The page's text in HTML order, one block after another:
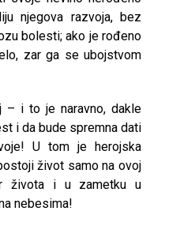
njegova razvoja, bez
bolesti; ako je rođeno
zar ga se ubojstvom
– i to je naravno, dakle
i da bude spremna dati
U tom je herojska
život samo na ovoj
života i u zametku u
nebesima!